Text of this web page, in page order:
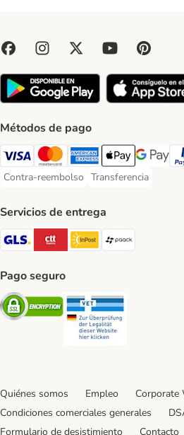
Métodos de pago
Visa Payment Method
Mastercard Payment Method
American Express
Apple PayGoogle
Contra-reembolso
Contra-reembolso Payment Method
Transferencia
Transferencia
Servicios de entrega
GLS Shipping Method
CTTExpress Shipping
InPost Shipping
paack
Pago seguro
Security
Quiénes somos Empleo Corporate
Condiciones comerciales generales
Formulario de desistimiento
Contacto